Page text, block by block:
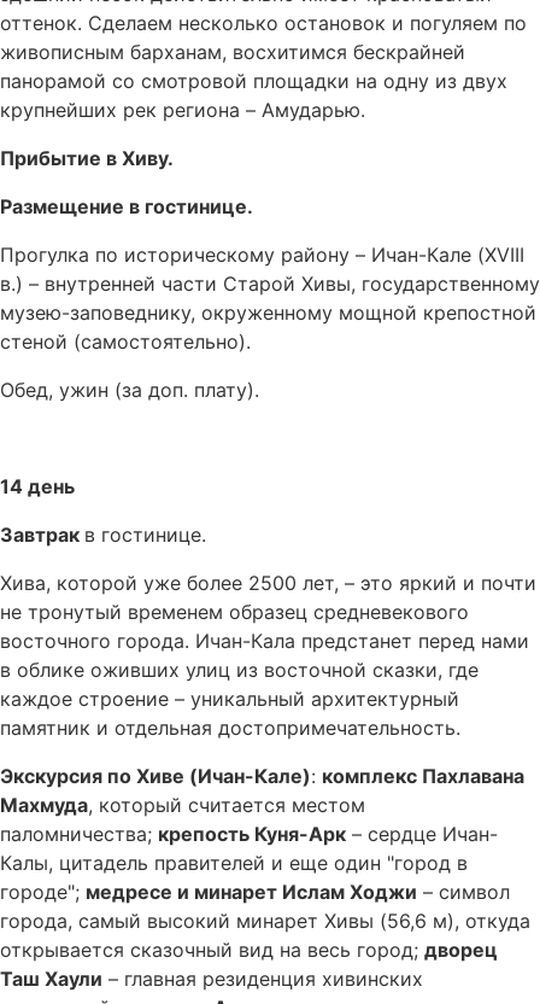
оттенок. Сделаем несколько остановок и погуляем по
живописным барханам, восхитимся бескрайней
панорамой со смотровой площадки на одну из двух
крупнейших рек региона – Амударью.
Прибытие в Хиву.
Размещение в гостинице.
Прогулка по историческому району – Ичан-Кале (XVIII
в.) – внутренней части Старой Хивы, государственному
музею-заповеднику, окруженному мощной крепостной
стеной (самостоятельно).
Обед, ужин (за доп. плату).
14 день
Завтрак в гостинице.
Хива, которой уже более 2500 лет, – это яркий и почти
не тронутый временем образец средневекового
восточного города. Ичан-Кала предстанет перед нами
в облике оживших улиц из восточной сказки, где
каждое строение – уникальный архитектурный
памятник и отдельная достопримечательность.
Экскурсия по Хиве (Ичан-Кале): комплекс Пахлавана
Махмуда, который считается местом
паломничества; крепость Куня-Арк – сердце Ичан-
Калы, цитадель правителей и еще один "город в
городе"; медресе и минарет Ислам Ходжи – символ
города, самый высокий минарет Хивы (56,6 м), откуда
открывается сказочный вид на весь город; дворец
Таш Хаули – главная резиденция хивинских